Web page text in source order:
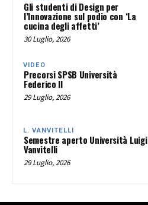
Gli studenti di Design per
l’Innovazione sul podio con ‘La
cucina degli affetti’
30 Luglio, 2026
VIDEO
Precorsi SPSB Università
Federico II
29 Luglio, 2026
L. VANVITELLI
Semestre aperto Università Luigi
Vanvitelli
29 Luglio, 2026